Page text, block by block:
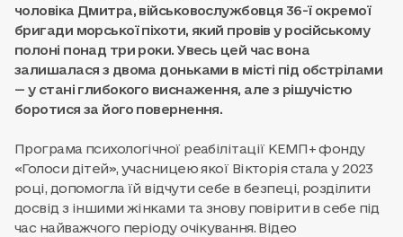
чоловіка Дмитра, військовослужбовця 36-ї окремої
бригади морської піхоти, який провів у російському
полоні понад три роки. Увесь цей час вона
залишалася з двома доньками в місті під обстрілами
— у стані глибокого виснаження, але з рішучістю
боротися за його повернення.
Програма психологічної реабілітації КЕМП+ фонду
«Голоси дітей», учасницею якої Вікторія стала у 2023
році, допомогла їй відчути себе в безпеці, розділити
досвід з іншими жінками та знову повірити в себе під
час найважчого періоду очікування. Відео